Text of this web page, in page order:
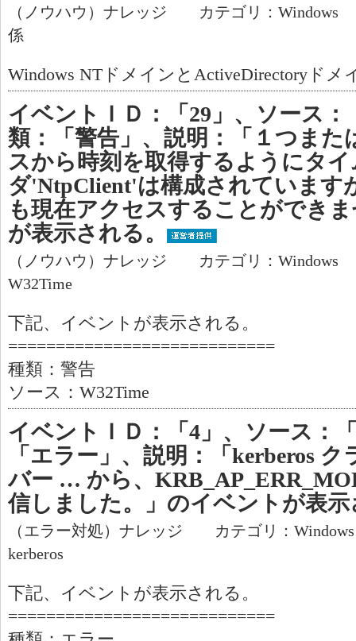
（ノウハウ）ナレッジ カテゴリ：Windows
係
Windows NTドメインとActiveDirectoryド
イベントＩＤ：「29」、ソース：
類：「警告」、説明：「１つまた
スから時刻を取得するようにタ
ダ'NtpClient'は構成されています
も現在アクセスすることができ
が表示される。
（ノウハウ）ナレッジ カテゴリ：Windows
W32Time
下記、イベントが表示される。
============================
種類：警告
ソース：W32Time
イベントＩＤ：「4」、ソース：
「エラー」、説明：「kerberos
バー … から、
信しました。」のイベントが表
（エラー対処）ナレッジ カテゴリ：
kerberos
下記、イベントが表示される。
============================